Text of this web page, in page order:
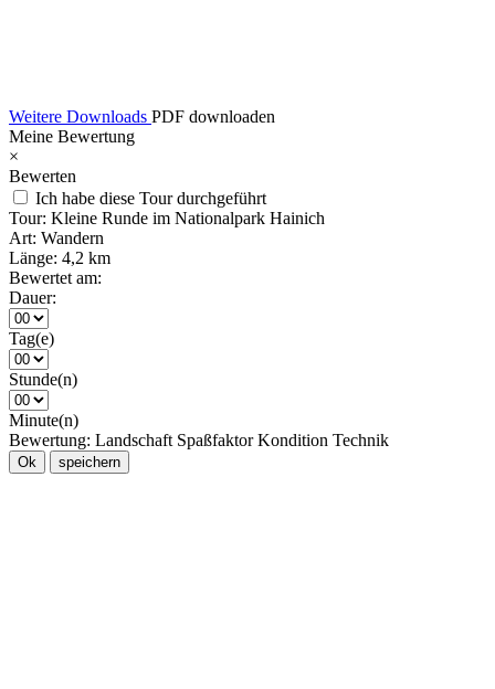
Weitere Downloads PDF downloaden
Meine Bewertung
×
Bewerten
Ich habe diese Tour durchgeführt
Tour: Kleine Runde im Nationalpark Hainich
Art: Wandern
Länge: 4,2 km
Bewertet am:
Dauer:
Tag(e)
Stunde(n)
Minute(n)
Bewertung: Landschaft Spaßfaktor Kondition Technik
Ok speichern